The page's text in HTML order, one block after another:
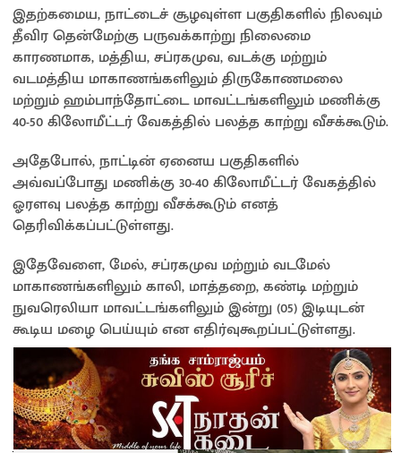
இதற்கமைய, நாட்டைச் சூழவுள்ள பகுதிகளில் நிலவும்
தீவிர தென்மேற்கு பருவக்காற்று நிலைமை
காரணமாக, மத்திய, சப்ரகமுவ, வடக்கு மற்றும்
வடமத்திய மாகாணங்களிலும் திருகோணமலை
மற்றும் ஹம்பாந்தோட்டை மாவட்டங்களிலும் மணிக்கு
40-50 கிலோமீட்டர் வேகத்தில் பலத்த காற்று வீசக்கூடும்.
அதேபோல், நாட்டின் ஏனைய பகுதிகளில்
அவ்வப்போது மணிக்கு 30-40 கிலோமீட்டர் வேகத்தில்
ஓரளவு பலத்த காற்று வீசக்கூடும் எனத்
தெரிவிக்கப்பட்டுள்ளது.
இதேவேளை, மேல், சப்ரகமுவ மற்றும் வடமேல்
மாகாணங்களிலும் காலி, மாத்தறை, கண்டி மற்றும்
நுவரெலியா மாவட்டங்களிலும் இன்று (05) இடியுடன்
கூடிய மழை பெய்யும் என எதிர்வுகூறப்பட்டுள்ளது.